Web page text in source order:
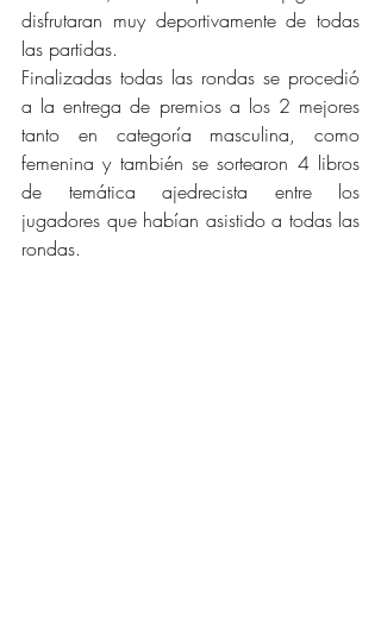
disfrutaran muy deportivamente de todas
las partidas.
Finalizadas todas las rondas se procedió
a la entrega de premios a los 2 mejores
tanto en categoría masculina, como
femenina y también se sortearon 4 libros
de temática ajedrecista entre los
jugadores que habían asistido a todas las
rondas.